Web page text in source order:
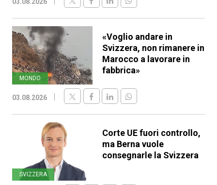
MONDO
«Voglio andare in
Svizzera, non rimanere in
Marocco a lavorare in
fabbrica»
03.08.2026
SVIZZERA
Corte UE fuori controllo,
ma Berna vuole
consegnarle la Svizzera